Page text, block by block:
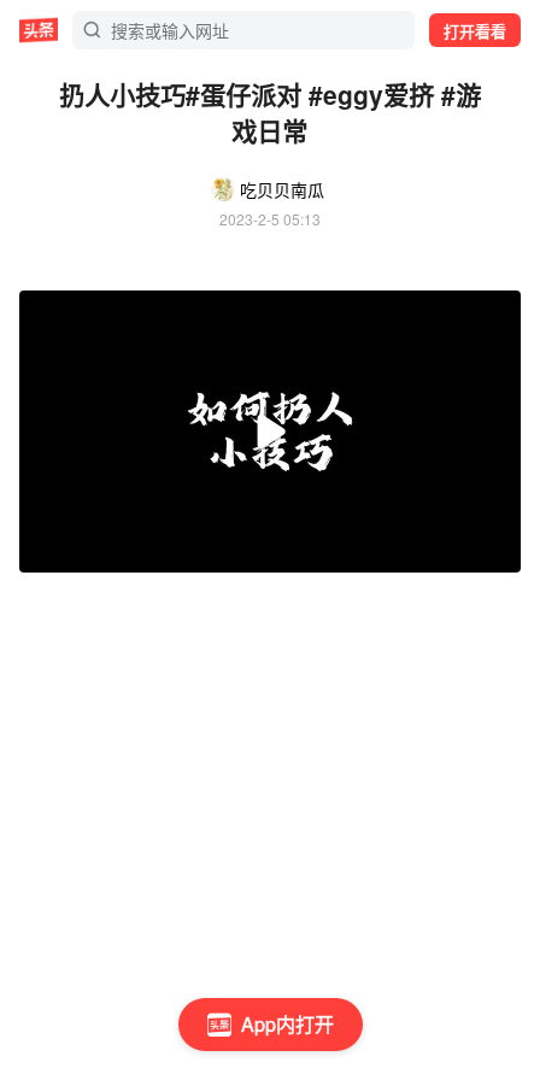
打开看看
App内打开
扔人小技巧#蛋仔派对 #eggy爱挤 #游
戏日常
吃贝贝南瓜
2023-2-5 05:13